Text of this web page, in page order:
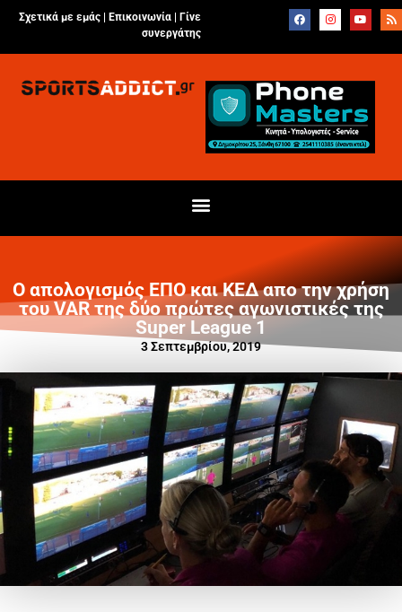
Σχετικά με εμάς | Επικοινωνία
Γίνε
συνεργάτης
Ο απολογισμός ΕΠΟ και ΚΕΔ απο την χρήση
του VAR της δύο πρώτες αγωνιστικές της
Super League 1
3 Σεπτεμβρίου, 2019